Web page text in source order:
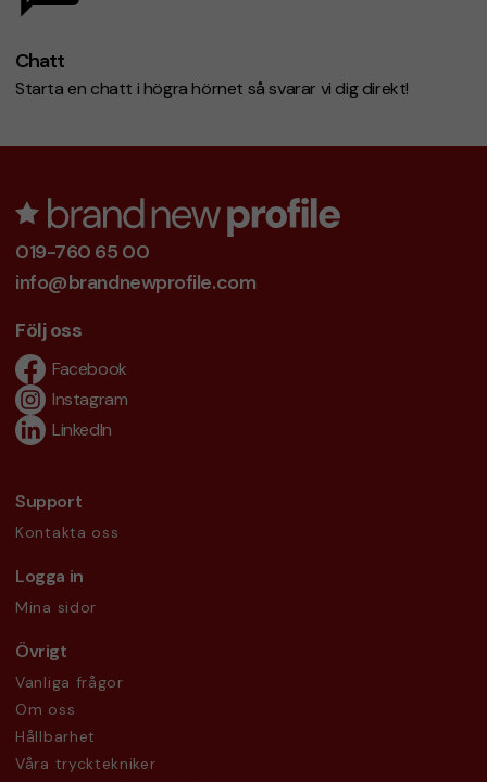
Chatt
Starta en chatt i högra hörnet så svarar vi dig direkt!
019-760 65 00
info@brandnewprofile.com
Följ oss
Facebook
Instagram
LinkedIn
Support
Kontakta oss
Logga in
Mina sidor
Övrigt
Vanliga frågor
Om oss
Hållbarhet
Våra trycktekniker